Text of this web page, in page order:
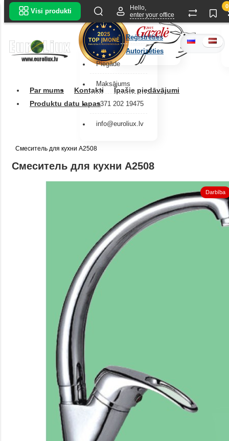
Piegāde
Maksājums
+371 202 19475
info@euroliux.lv
Par mums Kontakti
Īpašie piedāvājumi
Produktu datu lapas
Visi produkti
Hello,
enter your office
Reģistrēties
Autorizēties
0
Смеситель для кухни A2508
Смеситель для кухни A2508
Darbība